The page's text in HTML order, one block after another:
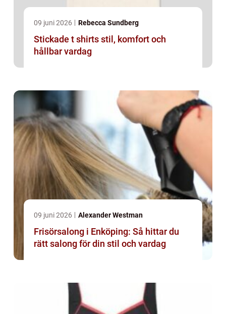
09 juni 2026 Rebecca Sundberg
Stickade t shirts stil, komfort och
hållbar vardag
09 juni 2026 Alexander Westman
Frisörsalong i Enköping: Så hittar du
rätt salong för din stil och vardag